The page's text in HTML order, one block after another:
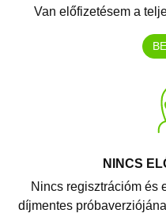
Van előfizetésem a
NINCS
Nincs regisztrációm és
díjmentes